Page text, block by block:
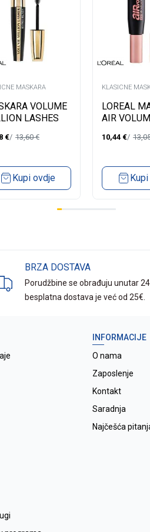
MASKARA
VOLUME
LASHES
€ 13,60€
Kupi ovdje
KLASICNE
LOREAL
AIR
10,44 €
BRZA DOSTAVA
Porudžbine se obrađuju unutar
besplatna dostava je već od 25€.
INFORMACIJE
O nama
Zaposlenje
Kontakt
Saradnja
Najčešća